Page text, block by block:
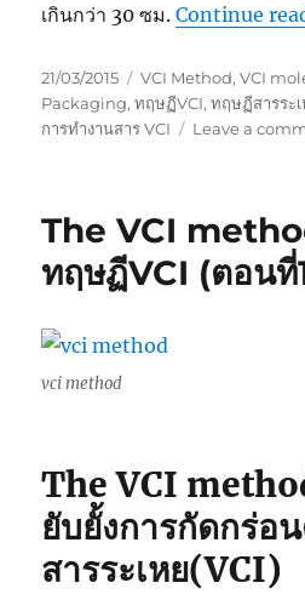
เกินกว่า 30 ซม.Continue
Posted
on
21/03/2015 Tags
VCI Method,VCI
Packaging,ทฤษฏีVCI,ทฤษฏีสารระ
การทำงานสาร VCI
Leave a
The VCI
ทฤษฏีVCI (ตอนที่
vci method
The VCI
ยับยั้งการกัดกร่อ
สารระเหย(VCI)